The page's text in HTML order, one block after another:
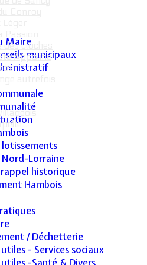
Conroy
cloches
Appoline
autrefois
Maire
municipaux
Nord-Lorraine
historique
Hambois
/ Déchetterie
- Services sociaux